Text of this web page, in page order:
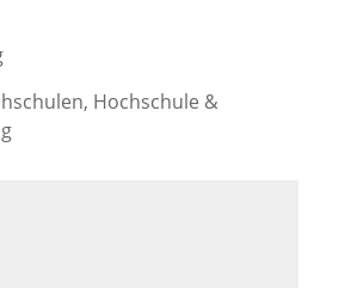
Hochschule &